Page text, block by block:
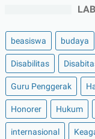
beasiswa budaya
Disabilitas
Guru Penggerak
Honorer Hukum
internasional